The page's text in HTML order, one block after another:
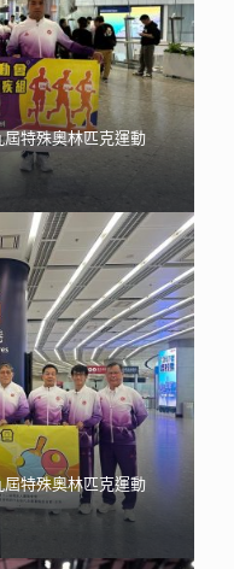
特殊奧林匹克運動
特殊奧林匹克運動